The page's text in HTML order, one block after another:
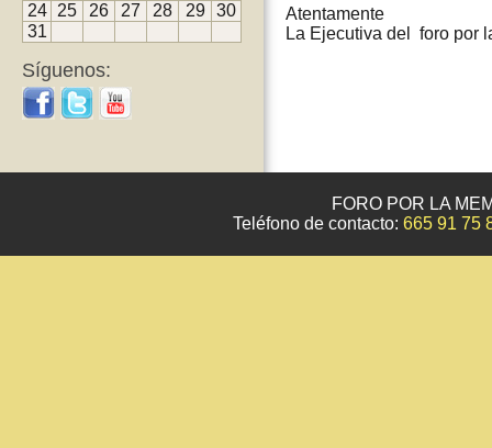
24
25 26 27 28 29
30
31
Síguenos:
Atentamente
La Ejecutiva del foro por
FORO POR LA
Teléfono de contacto: 665 91 75